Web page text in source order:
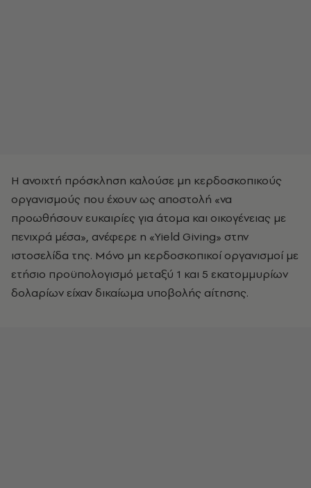
Η ανοιχτή πρόσκληση καλούσε μη κερδοσκοπικούς
οργανισμούς που έχουν ως αποστολή «να
προωθήσουν ευκαιρίες για άτομα και οικογένειας με
πενιχρά μέσα», ανέφερε η «Yield Giving» στην
ιστοσελίδα της. Μόνο μη κερδοσκοπικοί οργανισμοί με
ετήσιο προϋπολογισμό μεταξύ 1 και 5 εκατομμυρίων
δολαρίων είχαν δικαίωμα υποβολής αίτησης.